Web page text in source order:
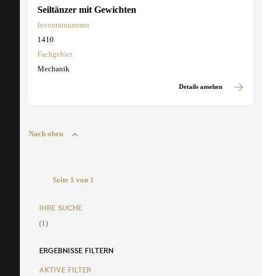
Seiltänzer mit Gewichten
Inventarnummer
1410
Fachgebiet
Mechanik
Details ansehen
Nach oben
Seite 1 von 1
IHRE SUCHE
(1)
ERGEBNISSE FILTERN
AKTIVE FILTER